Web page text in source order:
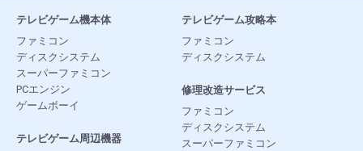
テレビゲーム機本体
ファミコン
ディスクシステム
スーパーファミコン
PCエンジン
ゲームボーイ
テレビゲーム周辺機器
テレビゲーム攻略本
ファミコン
ディスクシステム
修理改造サービス
ファミコン
ディスクシステム
スーパーファミコン